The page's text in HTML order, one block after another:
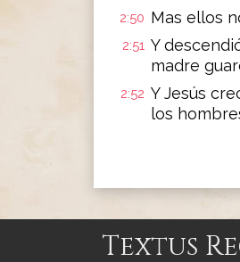
2:50 Mas ellos
2:51 Y
madre
2:52 Y Jesús
los
Textus